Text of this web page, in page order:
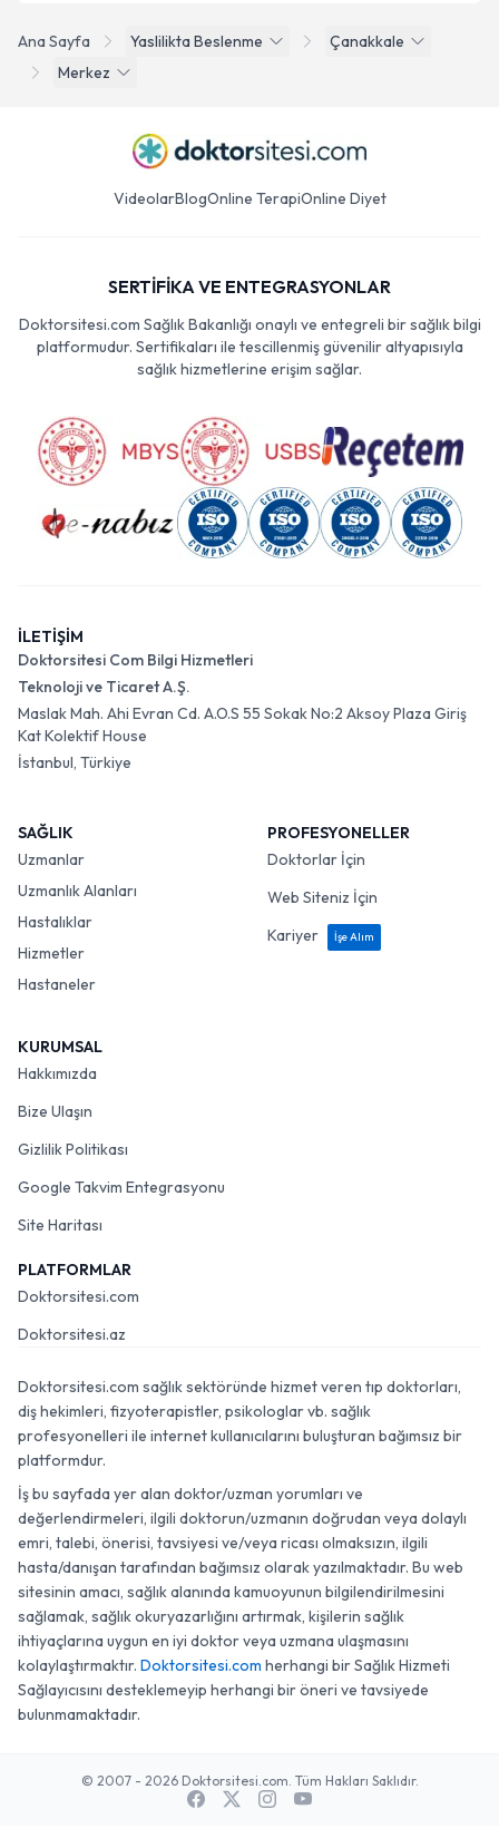
Ana Sayfa Yaslilikta Beslenme
Çanakkale
Merkez
Videolar Blog Online Terapi Online Diyet
SERTİFİKA VE ENTEGRASYONLAR
Doktorsitesi.com Sağlık Bakanlığı onaylı ve entegreli bir sağlık bilgi
platformudur. Sertifikaları ile tescillenmiş güvenilir altyapısıyla
sağlık hizmetlerine erişim sağlar.
İLETİŞİM
Doktorsitesi Com Bilgi Hizmetleri
Teknoloji ve Ticaret A.Ş.
Maslak Mah. Ahi Evran Cd. A.O.S 55 Sokak No:2 Aksoy Plaza Giriş
Kat Kolektif House
İstanbul, Türkiye
SAĞLIK
Uzmanlar
Uzmanlık Alanları
Hastalıklar
Hizmetler
Hastaneler
PROFESYONELLER
Doktorlar İçin
Web Siteniz İçin
Kariyer
İşe Alım
KURUMSAL
Hakkımızda
Bize Ulaşın
Gizlilik Politikası
Google Takvim Entegrasyonu
Site Haritası
PLATFORMLAR
Doktorsitesi.com
Doktorsitesi.az
Doktorsitesi.com sağlık sektöründe hizmet veren tıp doktorları,
diş hekimleri, fizyoterapistler, psikologlar vb. sağlık
profesyonelleri ile internet kullanıcılarını buluşturan bağımsız bir
platformdur.
İş bu sayfada yer alan doktor/uzman yorumları ve
değerlendirmeleri, ilgili doktorun/uzmanın doğrudan veya dolaylı
emri, talebi, önerisi, tavsiyesi ve/veya ricası olmaksızın, ilgili
hasta/danışan tarafından bağımsız olarak yazılmaktadır. Bu web
sitesinin amacı, sağlık alanında kamuoyunun bilgilendirilmesini
sağlamak, sağlık okuryazarlığını artırmak, kişilerin sağlık
ihtiyaçlarına uygun en iyi doktor veya uzmana ulaşmasını
kolaylaştırmaktır. Doktorsitesi.com herhangi bir Sağlık Hizmeti
Sağlayıcısını desteklemeyip herhangi bir öneri ve tavsiyede
bulunmamaktadır.
© 2007 - 2026 Doktorsitesi.com. Tüm Hakları Saklıdır.